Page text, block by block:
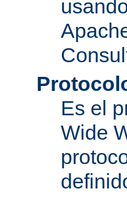
Es el
Wide